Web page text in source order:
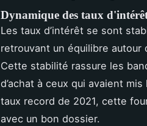
Dynamique des taux
Les taux d’intérêt se sont
retrouvant un équilibre autour
Cette stabilité rassure les
d’achat à ceux qui avaient
taux record de 2021, cette
avec un bon dossier.